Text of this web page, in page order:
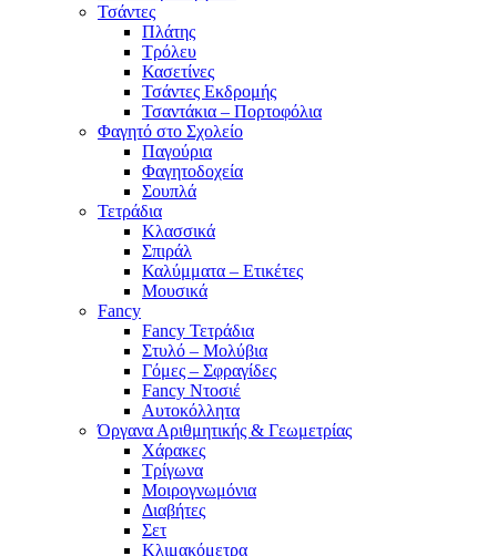
Τσάντες
Πλάτης
Τρόλευ
Κασετίνες
Τσάντες Εκδρομής
Τσαντάκια – Πορτοφόλια
Φαγητό στο Σχολείο
Παγούρια
Φαγητοδοχεία
Σουπλά
Τετράδια
Κλασσικά
Σπιράλ
Καλύμματα – Ετικέτες
Μουσικά
Fancy
Fancy Τετράδια
Στυλό – Μολύβια
Γόμες – Σφραγίδες
Fancy Ντοσιέ
Αυτοκόλλητα
Όργανα Αριθμητικής & Γεωμετρίας
Χάρακες
Τρίγωνα
Mοιρογνωμόνια
Διαβήτες
Σετ
Κλιμακόμετρα